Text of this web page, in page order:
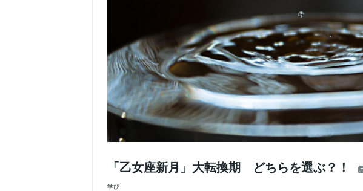
「乙女座新月」大転換期 どちらを選ぶ？！
学び